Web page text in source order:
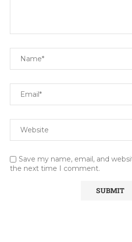
Save my name, email, and
the next time I comment.